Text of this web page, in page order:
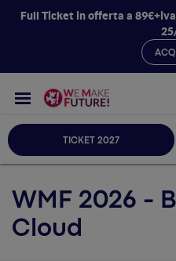
Full Ticket in offerta a
TICKET 2027
WMF 2026 -
Cloud